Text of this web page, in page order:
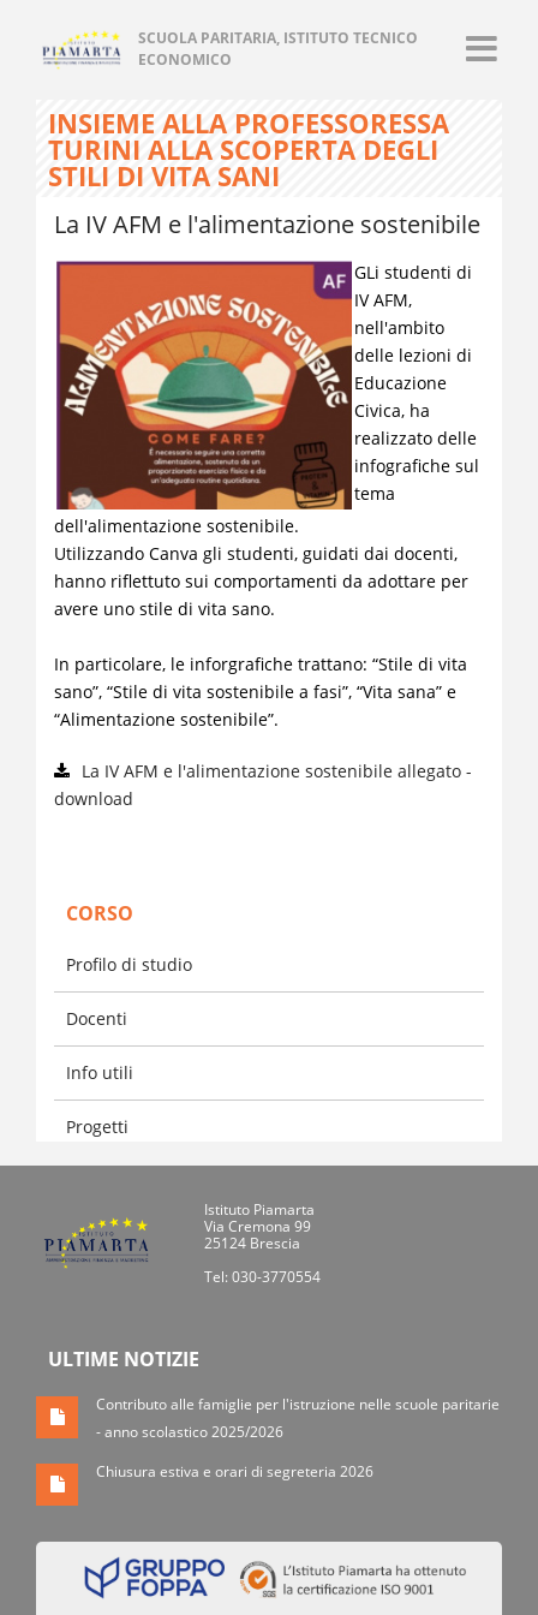
SCUOLA PARITARIA, ISTITUTO TECNICO
ECONOMICO
INSIEME ALLA PROFESSORESSA
TURINI ALLA SCOPERTA DEGLI
STILI DI VITA SANI
La IV AFM e l'alimentazione sostenibile
GLi studenti di
IV AFM,
nell'ambito
delle lezioni di
Educazione
Civica, ha
realizzato delle
infografiche sul
tema
dell'alimentazione sostenibile.
Utilizzando Canva gli studenti, guidati dai docenti,
hanno riflettuto sui comportamenti da adottare per
avere uno stile di vita sano.
In particolare, le inforgrafiche trattano: “Stile di vita
sano”, “Stile di vita sostenibile a fasi”, “Vita sana” e
“Alimentazione sostenibile”.
La IV AFM e l'alimentazione sostenibile allegato -
download
CORSO
Profilo di studio
Docenti
Info utili
Progetti
Istituto Piamarta
Via Cremona 99
25124 Brescia
Tel: 030-3770554
ULTIME NOTIZIE
Contributo alle famiglie per l'istruzione nelle scuole paritarie
- anno scolastico 2025/2026
Chiusura estiva e orari di segreteria 2026